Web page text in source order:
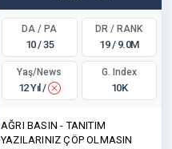
DA / PA
10 / 35
DR / RANK
19 / 9.0M
Yaş/News
12 Yıl /
G. Index
10K
AĞRI BASIN - TANITIM
YAZILARINIZ ÇÖP OLMASIN